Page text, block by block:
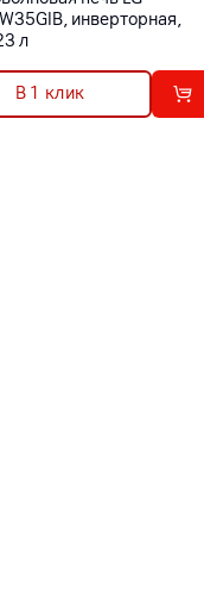
инверторная,
л
В 1 клик